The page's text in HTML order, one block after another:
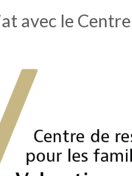
avec le